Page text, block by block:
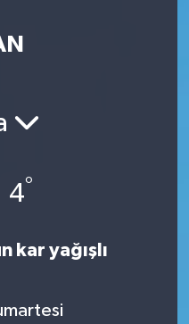
4°
kar yağışlı